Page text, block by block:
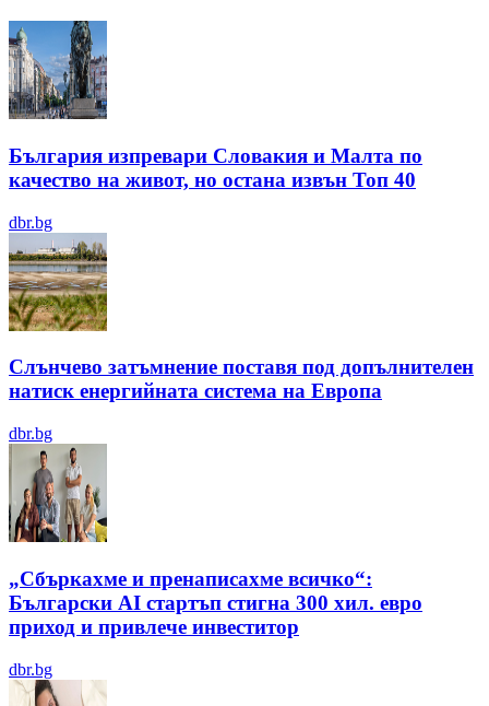
България изпревари Словакия и Малта по
качество на живот, но остана извън Топ 40
dbr.bg
Слънчево затъмнение поставя под допълнителен
натиск енергийната система на Европа
dbr.bg
„Сбъркахме и пренаписахме всичко“:
Български AI стартъп стигна 300 хил. евро
приход и привлече инвеститор
dbr.bg